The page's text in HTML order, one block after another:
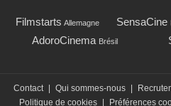
Filmstarts Allemagne SensaCine
AdoroCinema Brésil
Contact | Qui sommes-nous |
Politique de cookies | Préférences